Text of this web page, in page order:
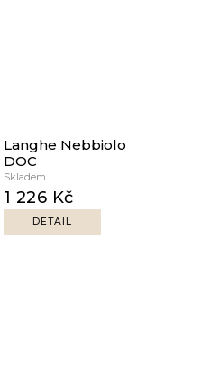
Langhe Nebbiolo
DOC
Skladem
1 226 Kč
DETAIL